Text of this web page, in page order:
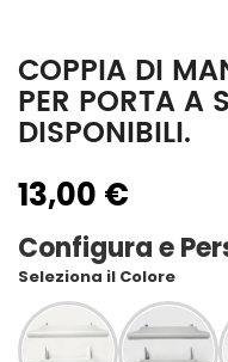
COPPIA DI
PER PORTA A
DISPONIBILI.
13,00 €
Configura e
Seleziona il Colore